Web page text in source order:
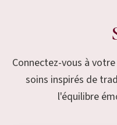
Connectez-vous à
soins inspirés de
l'équilibre